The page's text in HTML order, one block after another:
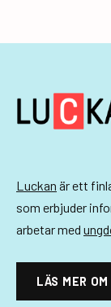
g
a
v
i
Luckan är ett
som erbjuder
arbetar med
LÄS MER